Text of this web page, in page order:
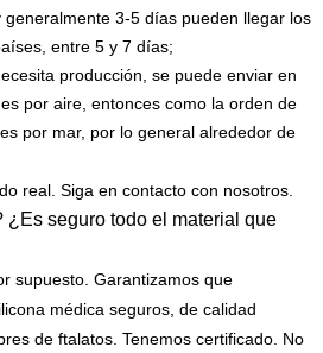
3-5 días pueden llegar los
entre 5 y 7 días;
producción, se puede enviar en
por aire, entonces como la orden de
por mar, por lo general alrededor de
real. Siga en contacto con nosotros.
¿Es seguro todo el material que
supuesto. Garantizamos que
médica seguros, de calidad
de ftalatos. Tenemos certificado. No